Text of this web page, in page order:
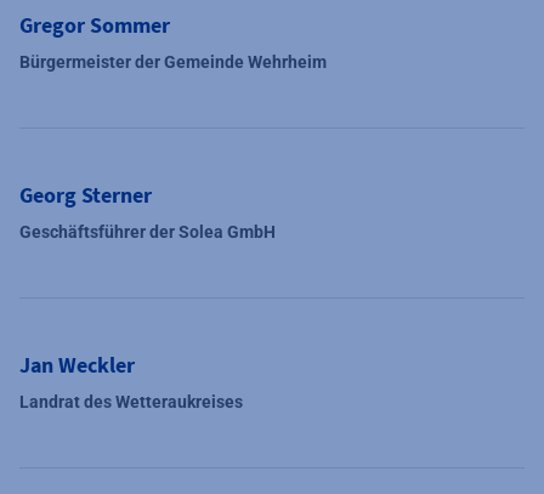
Gregor Sommer
Bürgermeister der Gemeinde Wehrheim
Georg Sterner
Geschäftsführer der Solea GmbH
Jan Weckler
Landrat des Wetteraukreises